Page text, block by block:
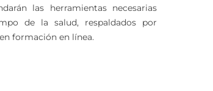
las herramientas necesarias
de la salud, respaldados por
formación en línea.